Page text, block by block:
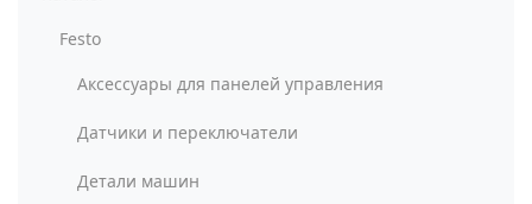
Festo
Аксессуары для панелей управления
Датчики и переключатели
Детали машин